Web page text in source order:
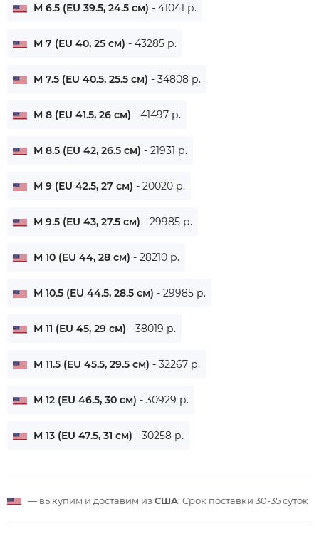
M 6.5 (EU 39.5, 24.5 см) - 41041 р.
M 7 (EU 40, 25 см) - 43285 р.
M 7.5 (EU 40.5, 25.5 см) - 34808 р.
M 8 (EU 41.5, 26 см) - 41497 р.
M 8.5 (EU 42, 26.5 см) - 21931 р.
M 9 (EU 42.5, 27 см) - 20020 р.
M 9.5 (EU 43, 27.5 см) - 29985 р.
M 10 (EU 44, 28 см) - 28210 р.
M 10.5 (EU 44.5, 28.5 см) - 29985 р.
M 11 (EU 45, 29 см) - 38019 р.
M 11.5 (EU 45.5, 29.5 см) - 32267 р.
M 12 (EU 46.5, 30 см) - 30929 р.
M 13 (EU 47.5, 31 см) - 30258 р.
— выкупим и доставим из США . Срок поставки 30-35 суток